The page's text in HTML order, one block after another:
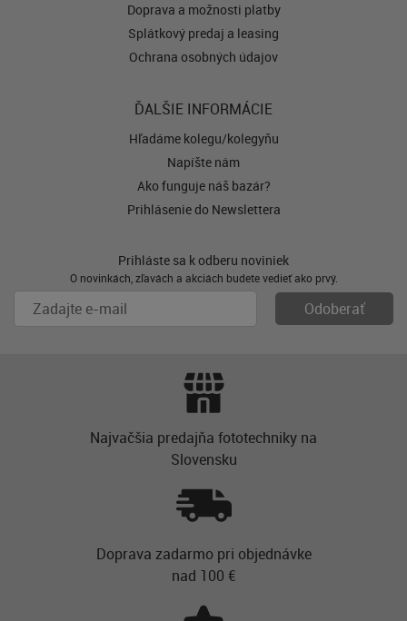
Doprava a možnosti platby
Splátkový predaj a leasing
Ochrana osobných údajov
ĎALŠIE INFORMÁCIE
Hľadáme kolegu/kolegyňu
Napíšte nám
Ako funguje náš bazár?
Prihlásenie do Newslettera
Prihláste sa k odberu noviniek
O novinkách, zľavách a akciách budete vedieť ako prvý.
Najvačšia predajňa fototechniky na
Slovensku
Doprava zadarmo pri objednávke
nad 100 €